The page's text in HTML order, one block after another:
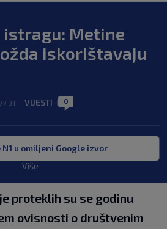
istragu: Metine
iskorištavaju
VIJESTI 0
u omiljeni Google izvor
Više
proteklih su se godinu
ovisnosti o društvenim